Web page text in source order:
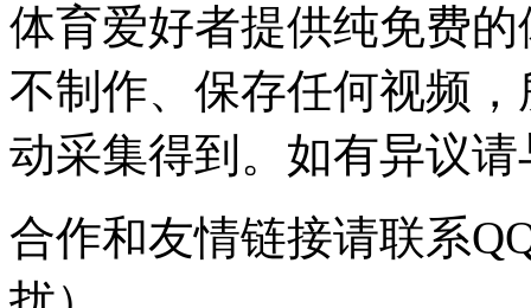
体育爱好者提供纯免费
不制作、保存任何视频
动采集得到。如有异议
合作和友情链接请联系